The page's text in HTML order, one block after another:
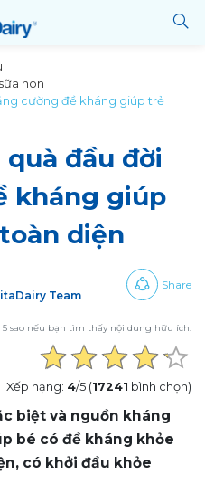
non
cường đề kháng giúp trẻ
quà đầu đời
kháng giúp
diện
Team
Share
5 sao nếu bạn tìm thấy nội dung hữu ích.
Xếp hạng: 4/5 (17241 bình chọn)
biệt và nguồn kháng
bé có đề kháng khỏe
có khởi đầu khỏe